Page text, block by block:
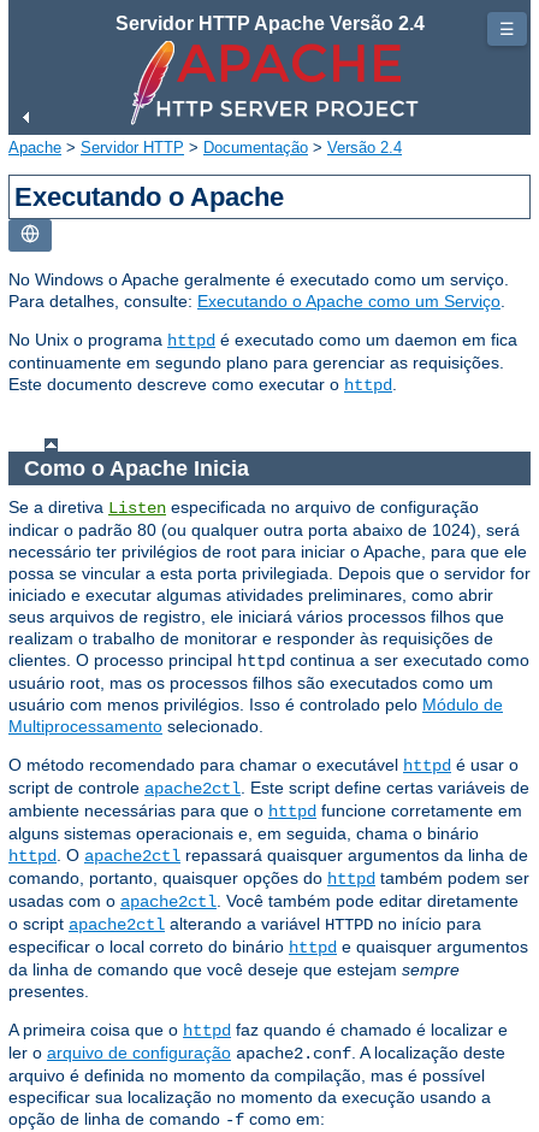
Servidor HTTP Apache Versão 2.4
Apache > Servidor HTTP > Documentação > Versão 2.4
Executando o Apache
No Windows o Apache geralmente é executado como um serviço.
Para detalhes, consulte: Executando o Apache como um Serviço
No Unix o programa httpd é executado como um daemon em fica
continuamente em segundo plano para gerenciar as requisições.
Este documento descreve como executar o httpd
Como o Apache Inicia
Se a diretiva Listen especificada no arquivo de configuração
indicar o padrão 80 (ou qualquer outra porta abaixo de 1024), será
necessário ter privilégios de root para iniciar o Apache, para que ele
possa se vincular a esta porta privilegiada. Depois que o servidor for
iniciado e executar algumas atividades preliminares, como abrir
seus arquivos de registro, ele iniciará vários processos filhos que
realizam o trabalho de monitorar e responder às requisições de
clientes. O processo principal httpd continua a ser executado como
usuário root, mas os processos filhos são executados como um
usuário com menos privilégios. Isso é controlado pelo Módulo de
Multiprocessamento selecionado.
O método recomendado para chamar o executável httpd é usar o
script de controle apache2ctl . Este script define certas variáveis ​​de
ambiente necessárias para que o httpd funcione corretamente em
alguns sistemas operacionais e, em seguida, chama o binário
httpd
. O apache2ctl repassará quaisquer argumentos da linha de
comando, portanto, quaisquer opções do httpd também podem ser
usadas com o apache2ctl . Você também pode editar diretamente
o script apache2ctl alterando a variável HTTPD no início para
especificar o local correto do binário httpd e quaisquer argumentos
da linha de comando que você deseje que estejam sempre
presentes.
A primeira coisa que o httpd faz quando é chamado é localizar e
ler o arquivo de configuração apache2.conf . A localização deste
arquivo é definida no momento da compilação, mas é possível
especificar sua localização no momento da execução usando a
opção de linha de comando -f como em:
☰